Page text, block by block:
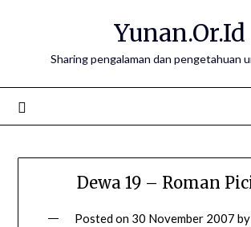
Yunan.Or.Id
Sharing pengalaman dan pengetahuan
Dewa 19 – Roman
Posted on 30 November 2007 by